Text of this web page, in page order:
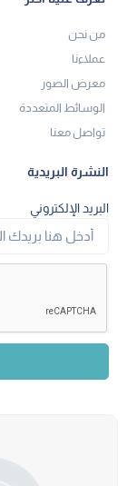
من نحن
عملاءنا
معرض الصور
الوسائط المتعددة
تواصل معنا
النشرة البريدية
البريد الإلكتروني